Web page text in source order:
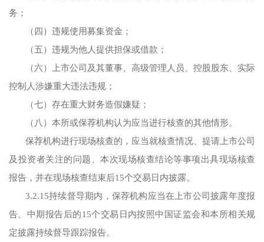
务；
（四）违规使用募集资金；
（五）违规为他人提供担保或借款；
（六）上市公司及其董事、高级管理人员、控股股东、实际
控制人涉嫌重大违法违规；
（七）存在重大财务造假嫌疑；
（八）本所或保荐机构认为应当进行核查的其他情形。
保荐机构进行现场核查的，应当就核查情况、提请上市公司
及投资者关注的问题、本次现场核查结论等事项出具现场核查
报告，并在现场核查结束后15个交易日内披露。
3.2.15持续督导期内，保荐机构应当在上市公司披露年度报
告、中期报告后的15个交易日内按照中国证监会和本所相关规
定披露持续督导跟踪报告。